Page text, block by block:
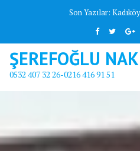
Son Yazılar:
ŞEREFOĞLU
0532 407 32 26-0216 416 91 51